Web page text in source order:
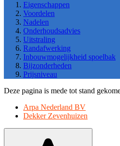
Eigenschappen
Voordelen
Nadelen
Onderhoudsadvies
Uitstraling
Randafwerking
Inbouwmogelijkheid spoelbak
Bijzonderheden
Prijsniveau
Deze pagina is mede tot stand
Arpa Nederland BV
Dekker Zevenhuizen